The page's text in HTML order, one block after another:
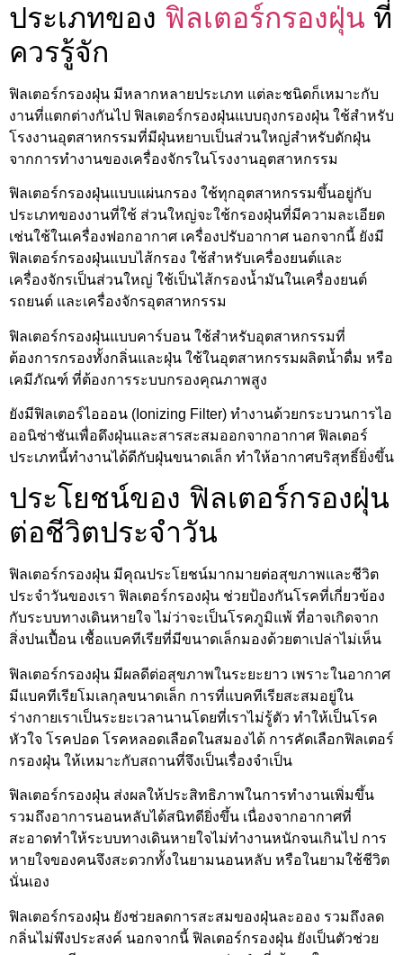
ประเภทของ ฟิลเตอร์กรองฝุ่น ที่
ควรรู้จัก
ฟิลเตอร์กรองฝุ่น มีหลากหลายประเภท แต่ละชนิดก็เหมาะกับ
งานที่แตกต่างกันไป ฟิลเตอร์กรองฝุ่นแบบถุงกรองฝุ่น ใช้สำหรับ
โรงงานอุตสาหกรรมที่มีฝุ่นหยาบเป็นส่วนใหญ่สำหรับดักฝุ่น
จากการทำงานของเครื่องจักรในโรงงานอุตสาหกรรม
ฟิลเตอร์กรองฝุ่นแบบแผ่นกรอง ใช้ทุกอุตสาหกรรมขึ้นอยู่กับ
ประเภทของงานที่ใช้ ส่วนใหญ่จะใช้กรองฝุ่นที่มีความละเอียด
เช่นใช้ในเครื่องฟอกอากาศ เครื่องปรับอากาศ นอกจากนี้ ยังมี
ฟิลเตอร์กรองฝุ่นแบบไส้กรอง ใช้สำหรับเครื่องยนต์และ
เครื่องจักรเป็นส่วนใหญ่ ใช้เป็นไส้กรองน้ำมันในเครื่องยนต์
รถยนต์ และเครื่องจักรอุตสาหกรรม
ฟิลเตอร์กรองฝุ่นแบบคาร์บอน ใช้สำหรับอุตสาหกรรมที่
ต้องการกรองทั้งกลิ่นและฝุ่น ใช้ในอุตสาหกรรมผลิตน้ำดื่ม หรือ
เคมีภัณฑ์ ที่ต้องการระบบกรองคุณภาพสูง
ยังมีฟิลเตอร์ไอออน (Ionizing Filter) ทำงานด้วยกระบวนการไอ
ออนิซ่าชันเพื่อดึงฝุ่นและสารสะสมออกจากอากาศ ฟิลเตอร์
ประเภทนี้ทำงานได้ดีกับฝุ่นขนาดเล็ก ทำให้อากาศบริสุทธิ์ยิ่งขึ้น
ประโยชน์ของ ฟิลเตอร์กรองฝุ่น
ต่อชีวิตประจำวัน
ฟิลเตอร์กรองฝุ่น มีคุณประโยชน์มากมายต่อสุขภาพและชีวิต
ประจำวันของเรา ฟิลเตอร์กรองฝุ่น ช่วยป้องกันโรคที่เกี่ยวข้อง
กับระบบทางเดินหายใจ ไม่ว่าจะเป็นโรคภูมิแพ้ ที่อาจเกิดจาก
สิ่งปนเปื้อน เชื้อแบคทีเรียที่มีขนาดเล็กมองด้วยตาเปล่าไม่เห็น
ฟิลเตอร์กรองฝุ่น มีผลดีต่อสุขภาพในระยะยาว เพราะในอากาศ
มีแบคทีเรียโมเลกุลขนาดเล็ก การที่แบคทีเรียสะสมอยู่ใน
ร่างกายเราเป็นระยะเวลานานโดยที่เราไม่รู้ตัว ทำให้เป็นโรค
หัวใจ โรคปอด โรคหลอดเลือดในสมองได้ การคัดเลือกฟิลเตอร์
กรองฝุ่น ให้เหมาะกับสถานที่จึงเป็นเรื่องจำเป็น
ฟิลเตอร์กรองฝุ่น ส่งผลให้ประสิทธิภาพในการทำงานเพิ่มขึ้น
รวมถึงอาการนอนหลับได้สนิทดียิ่งขึ้น เนื่องจากอากาศที่
สะอาดทำให้ระบบทางเดินหายใจไม่ทำงานหนักจนเกินไป การ
หายใจของคนจึงสะดวกทั้งในยามนอนหลับ หรือในยามใช้ชีวิต
นั่นเอง
ฟิลเตอร์กรองฝุ่น ยังช่วยลดการสะสมของฝุ่นละออง รวมถึงลด
กลิ่นไม่พึงประสงค์ นอกจากนี้ ฟิลเตอร์กรองฝุ่น ยังเป็นตัวช่วย